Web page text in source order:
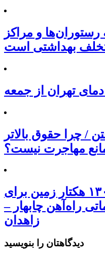
رستوران‌ها و مراکز
بهداشتی است
تهران از جمعه
/ چرا حقوق بالاتر
مهاجرت نیست؟
پیش‌بینی ۱۳۰ هکتار زمین برای
راه‌آهن چابهار –
زاهدان
دیدگاهتان را بنویسید